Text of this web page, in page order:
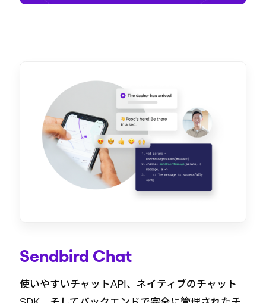
Sendbird Chat
使いやすいチャットAPI、ネイティブのチャット